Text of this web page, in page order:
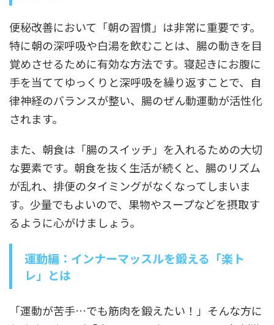
便秘改善において「朝の習慣」は非常に重要です。
特に朝の深呼吸や白湯を飲むことは、腸の動きを目
覚めさせるために有効な方法です。寝起きにお腹に
手を当ててゆっくりと深呼吸を繰り返すことで、自
律神経のバランスが整い、腸のぜん動運動が活性化
されます。
また、朝食は「腸のスイッチ」を入れるための大切
な要素です。朝食を抜く生活が続くと、腸のリズム
が乱れ、排便のタイミングがなくなってしまいま
す。少量でもよいので、果物やスープなどを摂取す
るように心がけましょう。
運動編：インナーマッスルを鍛える「楽ト
レ」とは
「運動が苦手…でも筋肉を鍛えたい！」そんな方に